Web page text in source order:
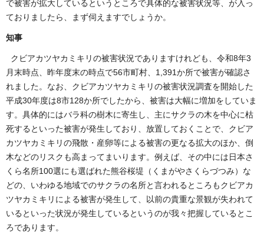
で被害が拡大しているというところで具体的な被害状況等、が入っ
ておりましたら、まず伺えますでしょうか。
知事
クビアカツヤカミキリの被害状況でありますけれども、令和8年3
月末時点、昨年度末の時点で56市町村、1,391か所で被害が確認さ
れました。なお、クビアカツヤカミキリの被害状況調査を開始した
平成30年度は8市128か所でしたから、被害は大幅に増加をしていま
す。具体的にはバラ科の樹木に寄生し、主にサクラの木を中心に枯
死するといった被害が発生しており、放置しておくことで、クビア
カツヤカミキリの飛散・産卵等による被害の更なる拡大のほか、倒
木などのリスクも高まってまいります。例えば、その中には日本さ
くら名所100選にも選ばれた熊谷桜堤（くまがやさくらづつみ）な
どの、いわゆる地域でのサクラの名所と言われるところもクビアカ
ツヤカミキリによる被害が発生して、以前の貴重な景観が失われて
いるといった状況が発生しているというのが我々把握しているとこ
ろであります。